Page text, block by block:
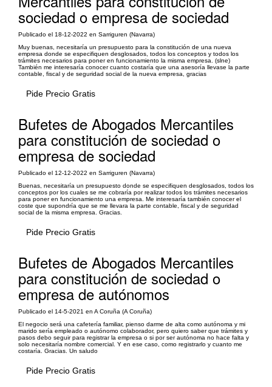
sociedad o empresa de sociedad
Publicado el 18-12-2022 en Sarriguren (Navarra)
Muy buenas, necesitaría un presupuesto para la constitución de una nueva
empresa donde se especifiquen desglosados, todos los conceptos y todos los
trámites necesarios para poner en funcionamiento la misma empresa. (slne)
También me interesaría conocer cuanto costaría que una asesoría llevase la parte
contable, fiscal y de seguridad social de la nueva empresa, gracias
Pide Precio Gratis
Bufetes de Abogados Mercantiles
para constitución de sociedad o
empresa de sociedad
Publicado el 12-12-2022 en Sarriguren (Navarra)
Buenas, necesitaría un presupuesto donde se especifiquen desglosados, todos los
conceptos por los cuales se me cobraría por realizar todos los trámites necesarios
para poner en funcionamiento una empresa. Me interesaría también conocer el
coste que supondría que se me llevara la parte contable, fiscal y de seguridad
social de la misma empresa. Gracias.
Pide Precio Gratis
Bufetes de Abogados Mercantiles
para constitución de sociedad o
empresa de autónomos
Publicado el 14-5-2021 en A Coruña (A Coruña)
El negocio será una cafetería familiar, pienso darme de alta como autónoma y mi
marido sería empleado o autónomo colaborador, pero quiero saber que trámites y
pasos debo seguir para registrar la empresa o si por ser autónoma no hace falta y
solo necesitaría nombre comercial. Y en ese caso, como registrarlo y cuanto me
costaría. Gracias. Un saludo
Pide Precio Gratis